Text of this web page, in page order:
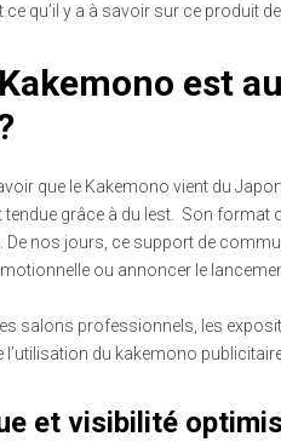
qu’il y a à savoir sur ce produit
est
que le Kakemono vient du
tendue grâce à du lest. Son format
De nos jours, ce support de
ou annoncer le
salons professionnels, les
l’utilisation du kakemono
et visibilité